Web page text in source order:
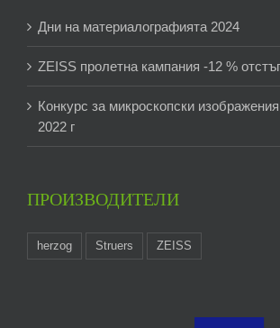
Дни на материалографията 2024
ZEISS пролетна кампания -12 %
Конкурс за микроскопски
2022 г
ПРОИЗВОДИТЕЛИ
herzog Struers ZEISS